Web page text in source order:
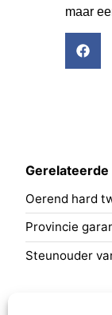
maar
Oerend hard
Provincie
Steunouder